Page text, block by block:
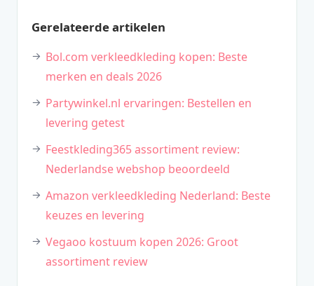
Gerelateerde artikelen
Bol.com verkleedkleding kopen: Beste
merken en deals 2026
Partywinkel.nl ervaringen: Bestellen en
levering getest
Feestkleding365 assortiment review:
Nederlandse webshop beoordeeld
Amazon verkleedkleding Nederland: Beste
keuzes en levering
Vegaoo kostuum kopen 2026: Groot
assortiment review